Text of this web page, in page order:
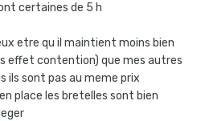
certaines de 5 h
etre qu il maintient moins bien
effet contention) que mes autres
ils sont pas au meme prix
place les bretelles sont bien